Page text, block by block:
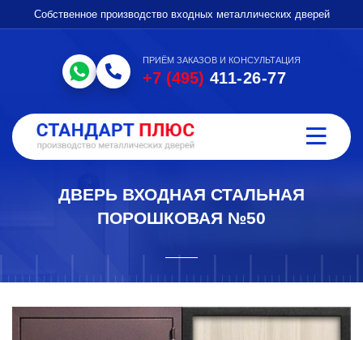
Собственное производство входных металлических дверей
ПРИЁМ ЗАКАЗОВ И КОНСУЛЬТАЦИЯ
+7 (495) 411-26-77
ДВЕРЬ ВХОДНАЯ СТАЛЬНАЯ
ПОРОШКОВАЯ №50